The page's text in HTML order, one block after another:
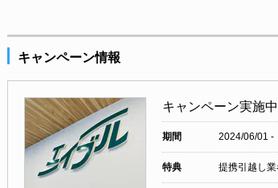
キャンペーン情報
キャンペーン実施中
期間 2024/06/01 -
特典 提携引越し